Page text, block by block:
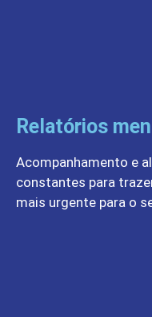
Relatórios
Acompanhamento e
constantes para
mais urgente para o